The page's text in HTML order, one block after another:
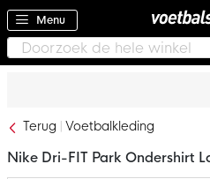
Menu
Terug Voetbalkleding
Nike Dri-FIT Park Ondershirt